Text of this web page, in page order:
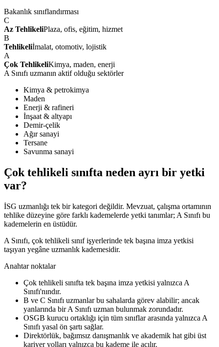
Bakanlık sınıflandırması
C
Az TehlikeliPlaza, ofis, eğitim, hizmet
B
Tehlikeliİmalat, otomotiv, lojistik
A
Çok TehlikeliKimya, maden, enerji
A Sınıfı uzmanın aktif olduğu sektörler
Kimya & petrokimya
Maden
Enerji & rafineri
İnşaat & altyapı
Demir-çelik
Ağır sanayi
Tersane
Savunma sanayi
Çok tehlikeli sınıfta neden ayrı bir yetki
var?
İSG uzmanlığı tek bir kategori değildir. Mevzuat, çalışma ortamının
tehlike düzeyine göre farklı kademelerde yetki tanımlar; A Sınıfı bu
kademelerin en üstüdür.
A Sınıfı, çok tehlikeli sınıf işyerlerinde tek başına imza yetkisi
taşıyan yegâne uzmanlık kademesidir.
Anahtar noktalar
Çok tehlikeli sınıfta tek başına imza yetkisi yalnızca A
Sınıfı'nındır.
B ve C Sınıfı uzmanlar bu sahalarda görev alabilir; ancak
yanlarında bir A Sınıfı uzman bulunmak zorundadır.
OSGB kurucu ortaklığı için tüm sınıflar arasında yalnızca A
Sınıfı yasal ön şartı sağlar.
Direktörlük, bağımsız danışmanlık ve akademik hat gibi üst
kariyer yolları yalnızca bu kademe ile açılır.